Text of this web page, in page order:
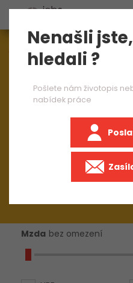
Aktuálně1545
Strojírenství
Mzda bez omezení
Nenašli
hledali ?
Pošlete nám životopis
nabídek práce